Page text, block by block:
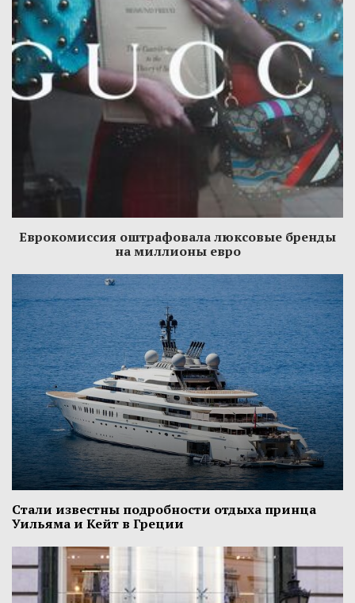
Еврокомиссия оштрафовала люксовые бренды
на миллионы евро
Стали известны подробности отдыха принца
Уильяма и Кейт в Греции